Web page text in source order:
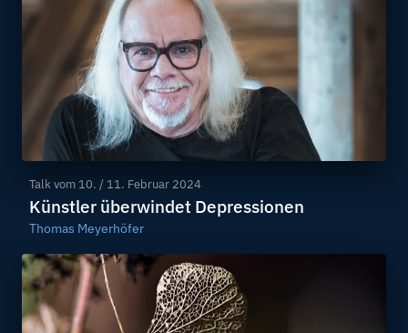
Talk vom 10. / 11. Februar 2024
Künstler überwindet Depressionen
Thomas Meyerhöfer